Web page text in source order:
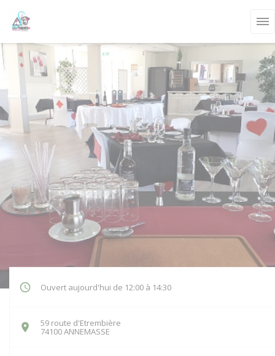
Ouvert aujourd'hui de 12:00 à 14:30
59 route d'Etrembière
74100 ANNEMASSE